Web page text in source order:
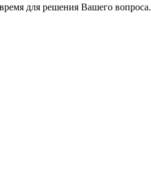
для решения Вашего вопроса.